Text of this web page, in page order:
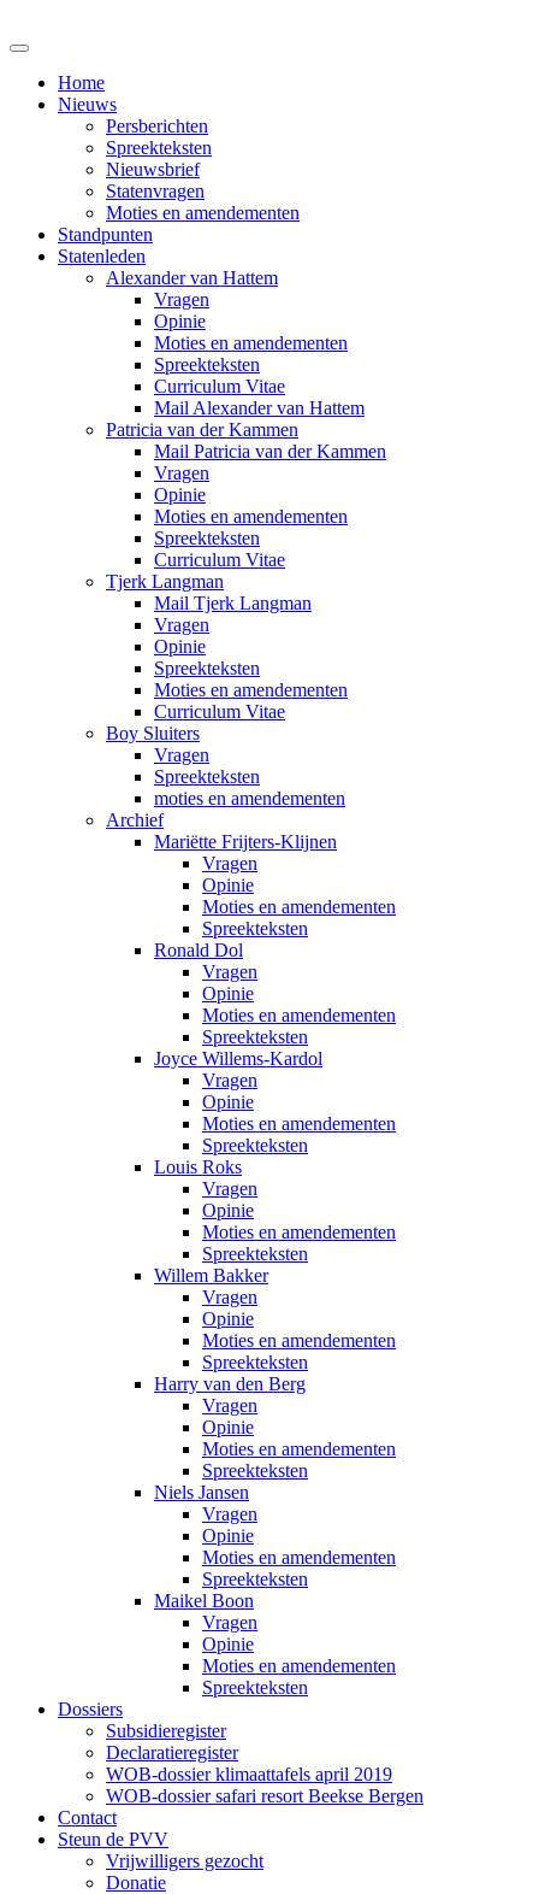
Home
Nieuws
Persberichten
Spreekteksten
Nieuwsbrief
Statenvragen
Moties en amendementen
Standpunten
Statenleden
Alexander van Hattem
Vragen
Opinie
Moties en amendementen
Spreekteksten
Curriculum Vitae
Mail Alexander van Hattem
Patricia van der Kammen
Mail Patricia van der Kammen
Vragen
Opinie
Moties en amendementen
Spreekteksten
Curriculum Vitae
Tjerk Langman
Mail Tjerk Langman
Vragen
Opinie
Spreekteksten
Moties en amendementen
Curriculum Vitae
Boy Sluiters
Vragen
Spreekteksten
moties en amendementen
Archief
Mariëtte Frijters-Klijnen
Vragen
Opinie
Moties en amendementen
Spreekteksten
Ronald Dol
Vragen
Opinie
Moties en amendementen
Spreekteksten
Joyce Willems-Kardol
Vragen
Opinie
Moties en amendementen
Spreekteksten
Louis Roks
Vragen
Opinie
Moties en amendementen
Spreekteksten
Willem Bakker
Vragen
Opinie
Moties en amendementen
Spreekteksten
Harry van den Berg
Vragen
Opinie
Moties en amendementen
Spreekteksten
Niels Jansen
Vragen
Opinie
Moties en amendementen
Spreekteksten
Maikel Boon
Vragen
Opinie
Moties en amendementen
Spreekteksten
Dossiers
Subsidieregister
Declaratieregister
WOB-dossier klimaattafels april 2019
WOB-dossier safari resort Beekse Bergen
Contact
Steun de PVV
Vrijwilligers gezocht
Donatie